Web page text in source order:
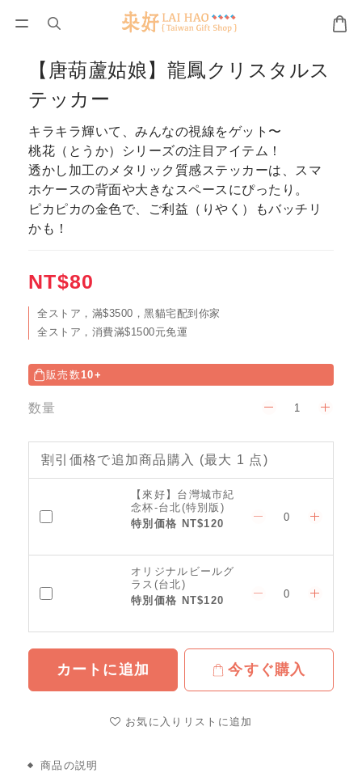
【唐葫蘆姑娘】龍鳳クリスタルス
テッカー
キラキラ輝いて、みんなの視線をゲット〜
桃花（とうか）シリーズの注目アイテム！
透かし加工のメタリック質感ステッカーは、スマ
ホケースの背面や大きなスペースにぴったり。
ピカピカの金色で、ご利益（りやく）もバッチリ
かも！
NT$80
全ストア，滿$3500，黑貓宅配到你家
全ストア，消費滿$1500元免運
販売数10+
数量
割引価格で追加商品購入 (最大 1 点)
【來好】台灣城市紀
念杯-台北(特別版)
特別価格 NT$120
オリジナルビールグ
ラス(台北)
特別価格 NT$120
カートに追加 今すぐ購入
お気に入りリストに追加
商品の説明